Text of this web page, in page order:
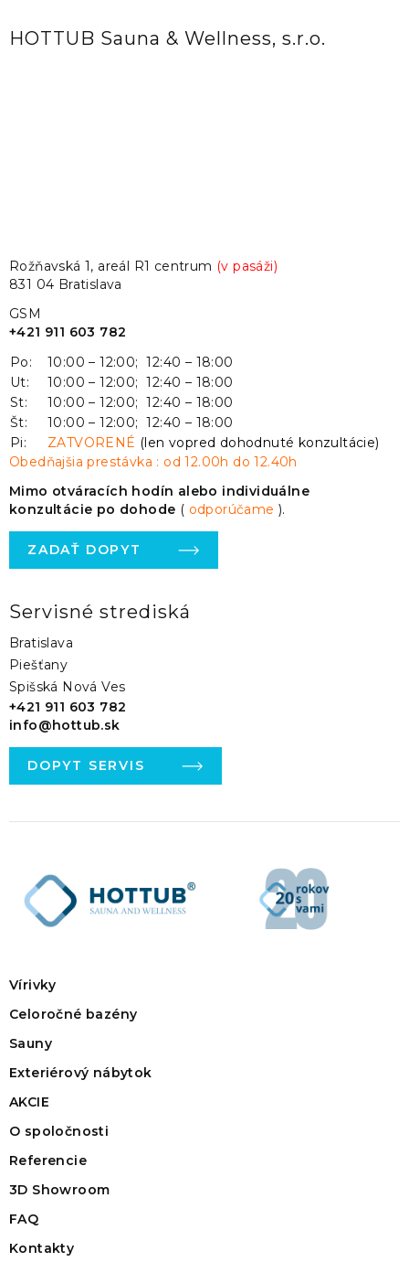
HOTTUB Sauna & Wellness, s.r.o.
Rožňavská 1, areál R1 centrum (v pasáži)
831 04 Bratislava
GSM
+421 911 603 782
Po:
10:00 – 12:00; 12:40 – 18:00
Ut:
10:00 – 12:00; 12:40 – 18:00
St:
10:00 – 12:00; 12:40 – 18:00
Št:
10:00 – 12:00; 12:40 – 18:00
Pi:
ZATVORENÉ (len vopred dohodnuté konzultácie)
Obedňajšia prestávka : od 12.00h do 12.40h
Mimo otváracích hodín alebo individuálne
konzultácie po dohode ( odporúčame).
ZADAŤ DOPYT
Servisné strediská
Bratislava
Piešťany
Spišská Nová Ves
+421 911 603 782
info@hottub.sk
DOPYT SERVIS
Vírivky
Celoročné bazény
Sauny
Exteriérový nábytok
AKCIE
O spoločnosti
Referencie
3D Showroom
FAQ
Kontakty